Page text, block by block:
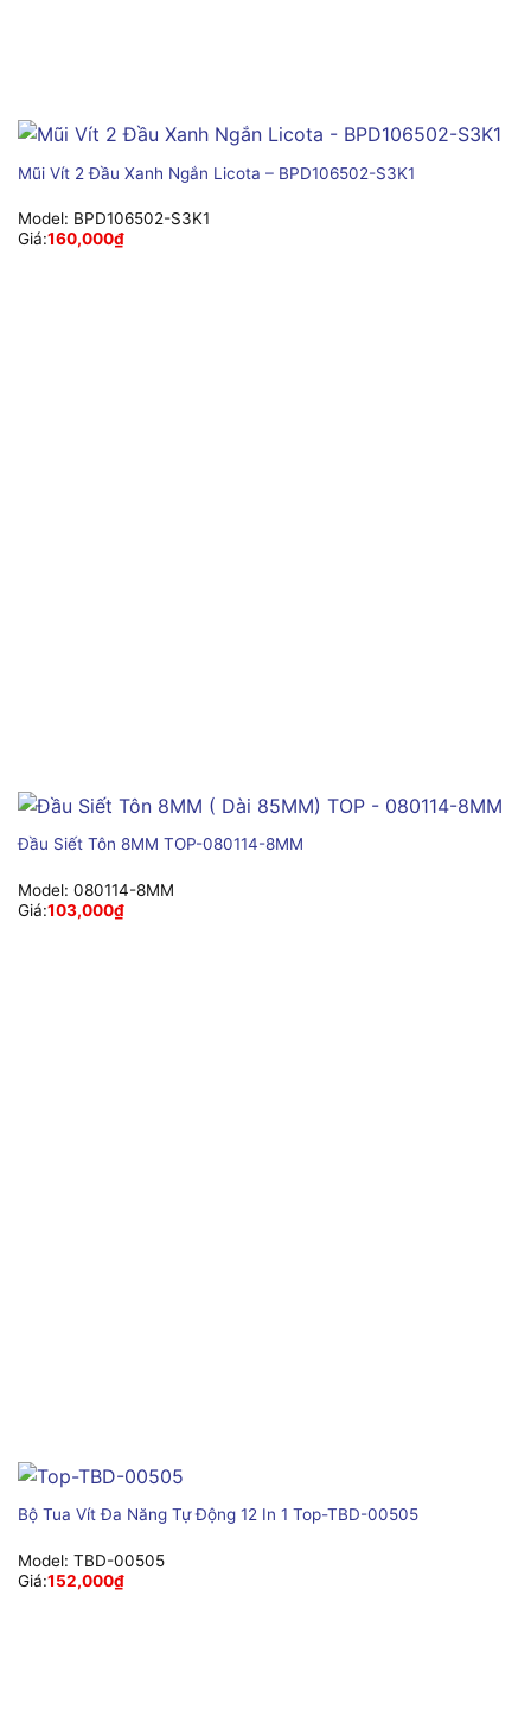
Mũi Vít 2 Đầu Xanh Ngắn Licota – BPD106502-S3K1
Model: BPD106502-S3K1
Giá:160,000₫
Đầu Siết Tôn 8MM TOP-080114-8MM
Model: 080114-8MM
Giá:103,000₫
Bộ Tua Vít Đa Năng Tự Động 12 In 1 Top-TBD-00505
Model: TBD-00505
Giá:152,000₫